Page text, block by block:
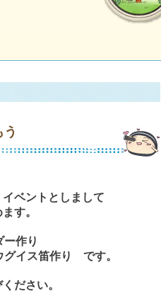
ベントとしまして
す。
作り
グイス笛作り です。
ださい。